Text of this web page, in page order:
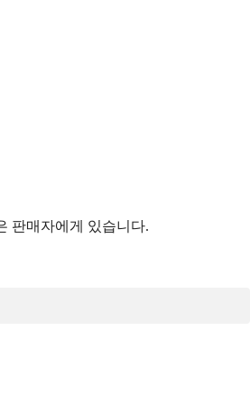
판매자에게 있습니다.